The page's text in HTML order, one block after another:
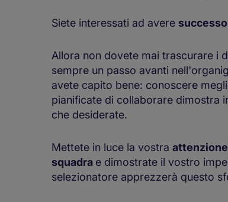
Siete interessati ad avere
Allora non dovete mai trascurare i
sempre un passo avanti
avete capito bene: conoscere
pianificate di collaborare dimostra
che desiderate.
Mettete in luce la vostra
squadra e dimostrate il vostro
selezionatore apprezzerà questo